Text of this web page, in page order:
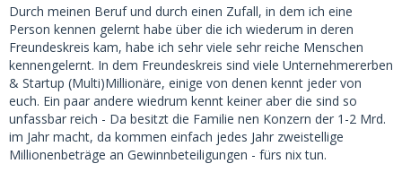
Um deine Frage zu beantworten: ich biete höchstens 400
EUR pro Treffen und das ist normalerweise ausreichend.
Durch meinen Beruf und durch einen Zufall, in dem ich eine
Person kennen gelernt habe über die ich wiederum in deren
Freundeskreis kam, habe ich sehr viele sehr reiche Menschen
kennengelernt. In dem Freundeskreis sind viele Unternehmererben
& Startup (Multi)Millionäre, einige von denen kennt jeder von
euch. Ein paar andere wiedrum kennt keiner aber die sind so
unfassbar reich - Da besitzt die Familie nen Konzern der 1-2 Mrd.
im Jahr macht, da kommen einfach jedes Jahr zweistellige
Millionenbeträge an Gewinnbeteiligungen - fürs nix tun.